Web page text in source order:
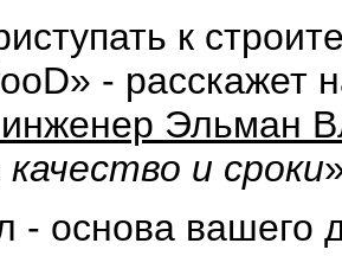
к
- расскажет
Эльман
и сроки
- основа вашего